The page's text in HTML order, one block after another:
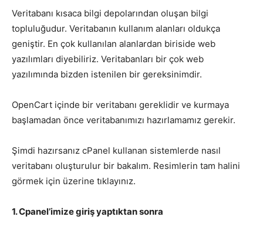
Veritabanı kısaca bilgi depolarından oluşan bilgi
topluluğudur. Veritabanın kullanım alanları oldukça
geniştir. En çok kullanılan alanlardan biriside web
yazılımları diyebiliriz. Veritabanları bir çok web
yazılımında bizden istenilen bir gereksinimdir.
OpenCart içinde bir veritabanı gereklidir ve kurmaya
başlamadan önce veritabanımızı hazırlamamız gerekir.
Şimdi hazırsanız cPanel kullanan sistemlerde nasıl
veritabanı oluşturulur bir bakalım. Resimlerin tam halini
görmek için üzerine tıklayınız.
1. Cpanel’imize giriş yaptıktan sonra